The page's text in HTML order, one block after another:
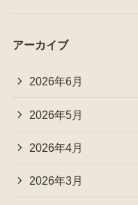
アーカイブ
2026年6月
2026年5月
2026年4月
2026年3月